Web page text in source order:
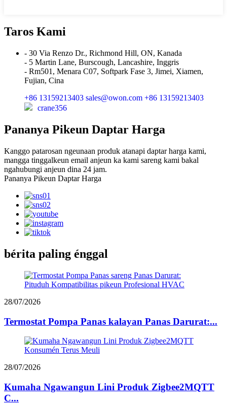
Taros Kami
- 30 Via Renzo Dr., Richmond Hill, ON, Kanada
- 5 Martin Lane, Burscough, Lancashire, Inggris
- Rm501, Menara C07, Softpark Fase 3, Jimei, Xiamen,
Fujian, Cina
+86 13159213403 sales@owon.com +86 13159213403
crane356
Pananya Pikeun Daptar Harga
Kanggo patarosan ngeunaan produk atanapi daptar harga kami,
mangga tinggalkeun email anjeun ka kami sareng kami bakal
ngahubungi anjeun dina 24 jam.
Pananya Pikeun Daptar Harga
bérita paling énggal
28/07/2026
Termostat Pompa Panas kalayan Panas Darurat:...
28/07/2026
Kumaha Ngawangun Lini Produk Zigbee2MQTT
C...